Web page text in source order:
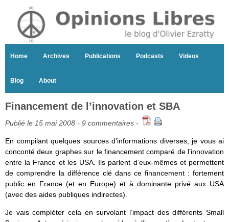
Home Archives Publications Podcasts Videos
Blog About
Financement de l’innovation et SBA
Publié le 15 mai 2008 - 9 commentaires -
En compilant quelques sources d’informations diverses, je vous ai
conconté deux graphes sur le financement comparé de l’innovation
entre la France et les USA. Ils parlent d’eux-mêmes et permettent
de comprendre la différence clé dans ce financement : fortement
public en France (et en Europe) et à dominante privé aux USA
(avec des aides publiques indirectes).
Je vais compléter cela en survolant l’impact des différents Small